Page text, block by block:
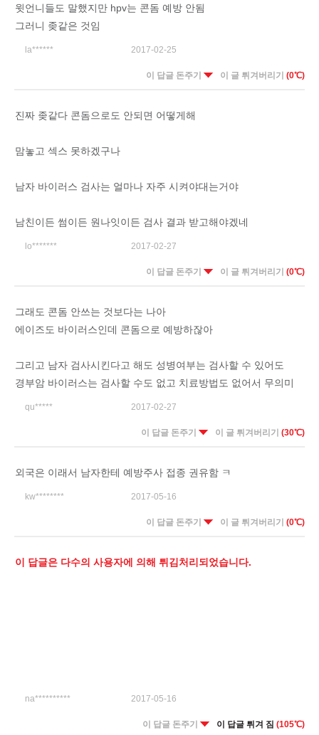
윗언니들도 말했지만 hpv는 콘돔 예방 안됨
그러니 좆같은 것임
la****** 2017-02-25
이 답글 돈주기 이 글 튀겨버리기 (0℃)
진짜 좆같다 콘돔으로도 안되면 어떻게해
맘놓고 섹스 못하겠구나
남자 바이러스 검사는 얼마나 자주 시켜야대는거야
남친이든 썸이든 원나잇이든 검사 결과 받고해야겠네
lo******* 2017-02-27
이 답글 돈주기 이 글 튀겨버리기 (0℃)
그래도 콘돔 안쓰는 것보다는 나아
에이즈도 바이러스인데 콘돔으로 예방하잖아
그리고 남자 검사시킨다고 해도 성병여부는 검사할 수 있어도
경부암 바이러스는 검사할 수도 없고 치료방법도 없어서 무의미
qu***** 2017-02-27
이 답글 돈주기 이 글 튀겨버리기 (30℃)
외국은 이래서 남자한테 예방주사 접종 권유함 ㅋ
kw******** 2017-05-16
이 답글 돈주기 이 글 튀겨버리기 (0℃)
이 답글은 다수의 사용자에 의해 튀김처리되었습니다.
na********** 2017-05-16
이 답글 돈주기 이 답글 튀겨 짐 (105℃)